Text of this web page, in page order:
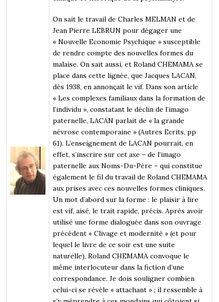
On sait le travail de Charles MELMAN et de
Jean Pierre LEBRUN pour dégager une
« Nouvelle Economie Psychique » susceptible
de rendre compte des nouvelles formes du
malaise. On sait aussi, et Roland CHEMAMA se
place dans cette lignée, que Jacques LACAN,
dès 1938, en annonçait le vif. Dans son article
« Les complexes familiaux dans la formation de
l’individu », constatant le déclin de l’imago
paternelle, LACAN parlait de « la grande
névrose contemporaine » (Autres Ecrits, pp
61). L’enseignement de LACAN pourrait, en
effet, s’inscrire sur cet axe – de l’imago
paternelle aux Noms-Du-Père – qui constitue
également le fil du travail de Roland CHEMAMA
aux prises avec ces nouvelles formes cliniques.
Un mot d’abord sur la forme : le plaisir à lire
est vif, aisé, le trait rapide, précis. Après avoir
utilisé une forme dialoguée dans son ouvrage
précédent « Clivage et modernité » (et pour
lequel le livre de ce soir est une suite
naturelle), Roland CHEMAMA convoque le
même interlocuteur dans la fiction d’une
correspondance. Je dois souligner combien
celui-ci se révèle « attachant » ; il ressemble à